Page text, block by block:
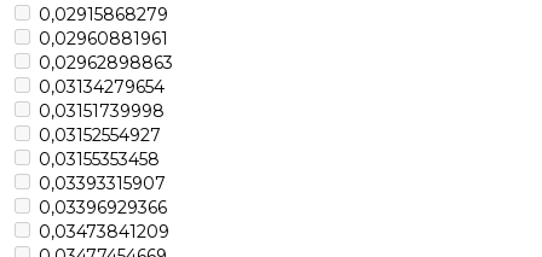
0,02915868279
0,02960881961
0,02962898863
0,03134279654
0,03151739998
0,03152554927
0,03155353458
0,03393315907
0,03396929366
0,03473841209